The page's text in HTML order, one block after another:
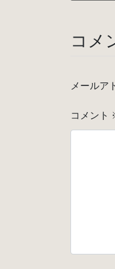
コメ
メールア
コメント